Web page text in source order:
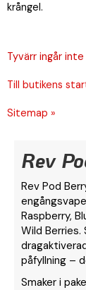
krångel.
Tyvärr ingår
Till butikens
Sitemap »
Rev
Rev Pod
Raspberry,
Wild Berries.
påfyllning –
Smaker i